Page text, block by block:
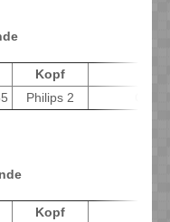
Kopf
Philips 2
Kopf